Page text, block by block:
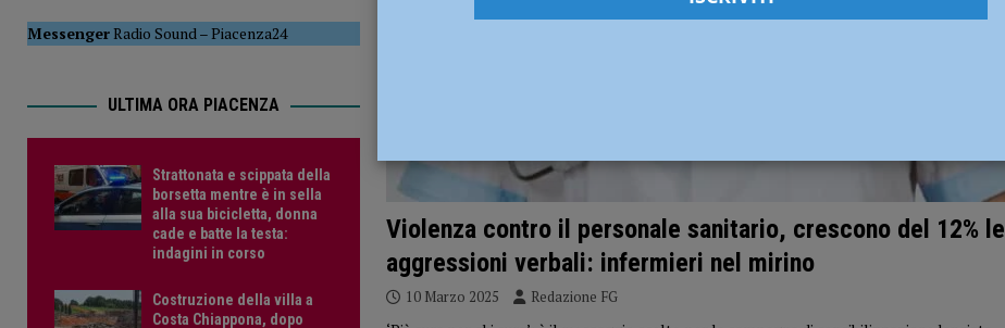
Violenza contro il personale sanitario, crescono del 12% le
aggressioni verbali: infermieri nel mirino
10 Marzo 2025 Redazione FG
MessengerRadio Sound–Piacenza24
ULTIMA ORA PIACENZA
Strattonata e scippata della
borsetta mentre è in sella
alla sua bicicletta, donna
cade e batte la testa:
indagini in corso
Costruzione della villa a
Costa Chiappona, dopo